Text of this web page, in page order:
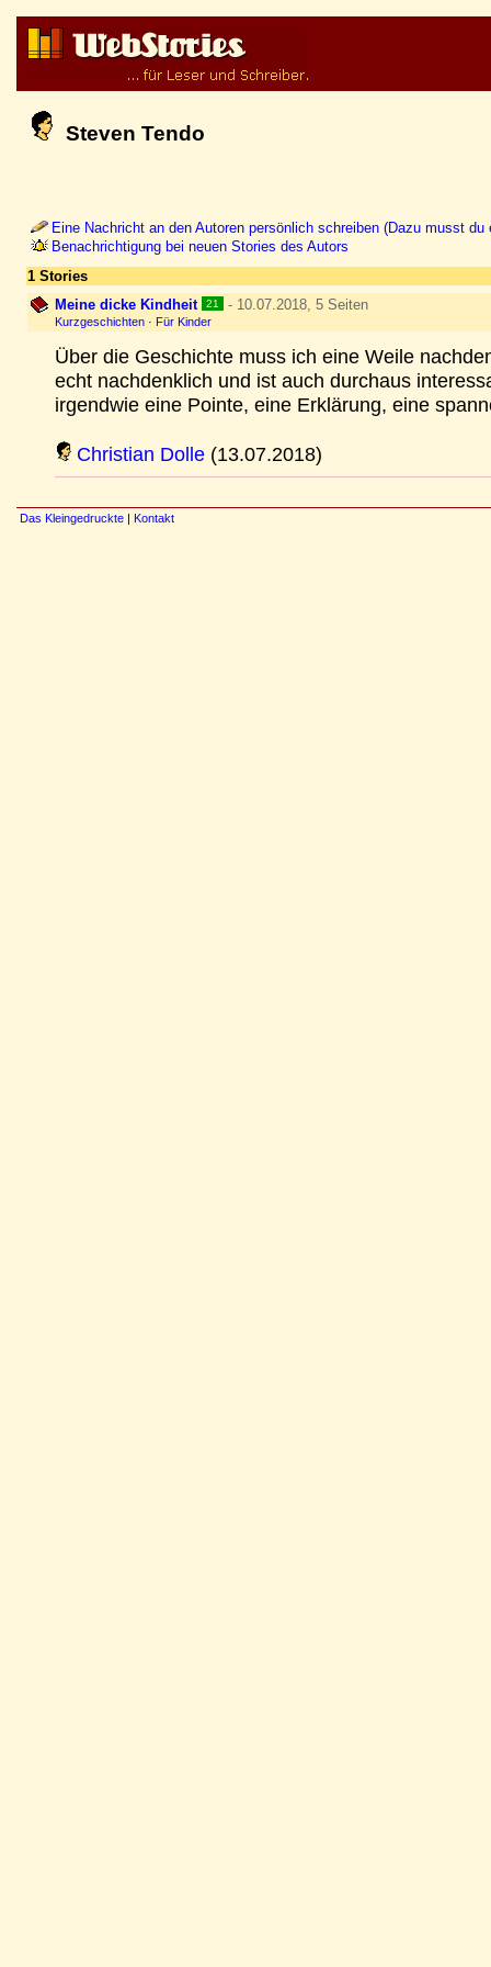
Steven Tendo
Eine Nachricht an den Autoren persönlich schreiben (Dazu musst du
Benachrichtigung bei neuen Stories des Autors
1 Stories
Meine dicke Kindheit
21 - 10.07.2018, 5 Seiten
Kurzgeschichten · Für Kinder
Über die Geschichte muss ich eine Weile
echt nachdenklich und ist auch durchaus
irgendwie eine Pointe, eine Erklärung, eine
Christian Dolle (13.07.2018)
Das Kleingedruckte | Kontakt